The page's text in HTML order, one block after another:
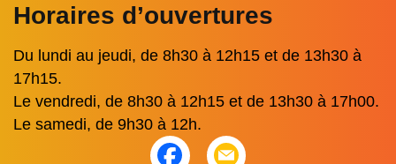
Horaires d’ouvertures
Du lundi au jeudi, de 8h30 à 12h15 et de 13h30 à
17h15.
Le vendredi, de 8h30 à 12h15 et de 13h30 à 17h00.
Le samedi, de 9h30 à 12h.